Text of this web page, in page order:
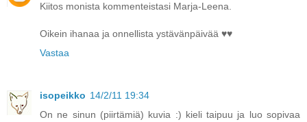
Kiitos monista kommenteistasi Marja-Leena.
Oikein ihanaa ja onnellista ystävänpäivää ♥♥
Vastaa
isopeikko 14/2/11 19:34
On ne sinun (piirtämiä) kuvia :) kieli taipuu ja luo sopivaa